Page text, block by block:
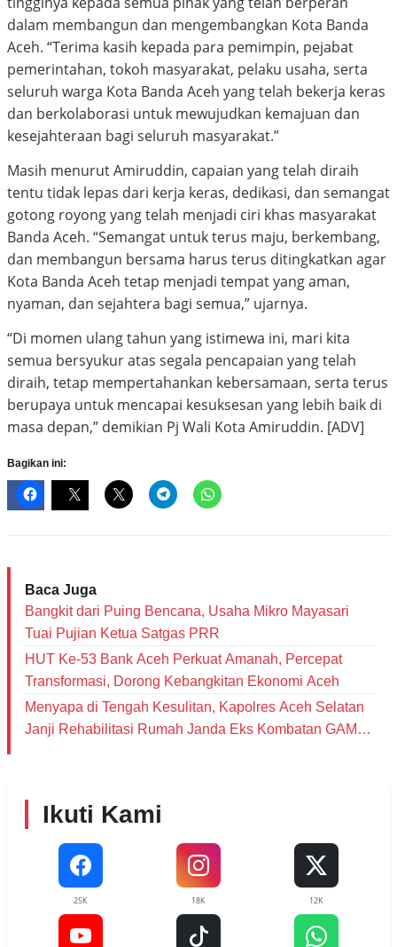
dalam membangun dan mengembangkan Kota Banda
Aceh. “Terima kasih kepada para pemimpin, pejabat
pemerintahan, tokoh masyarakat, pelaku usaha, serta
seluruh warga Kota Banda Aceh yang telah bekerja keras
dan berkolaborasi untuk mewujudkan kemajuan dan
kesejahteraan bagi seluruh masyarakat.”
Masih menurut Amiruddin, capaian yang telah diraih
tentu tidak lepas dari kerja keras, dedikasi, dan semangat
gotong royong yang telah menjadi ciri khas masyarakat
Banda Aceh. “Semangat untuk terus maju, berkembang,
dan membangun bersama harus terus ditingkatkan agar
Kota Banda Aceh tetap menjadi tempat yang aman,
nyaman, dan sejahtera bagi semua,” ujarnya.
“Di momen ulang tahun yang istimewa ini, mari kita
semua bersyukur atas segala pencapaian yang telah
diraih, tetap mempertahankan kebersamaan, serta terus
berupaya untuk mencapai kesuksesan yang lebih baik di
masa depan,” demikian Pj Wali Kota Amiruddin. [ADV]
Bagikan ini:
Baca Juga
Bangkit dari Puing Bencana, Usaha Mikro Mayasari
Tuai Pujian Ketua Satgas PRR
HUT Ke-53 Bank Aceh Perkuat Amanah, Percepat
Transformasi, Dorong Kebangkitan Ekonomi Aceh
Menyapa di Tengah Kesulitan, Kapolres Aceh Selatan
Janji Rehabilitasi Rumah Janda Eks Kombatan GAM
Ikuti Kami
25K 18K 12K